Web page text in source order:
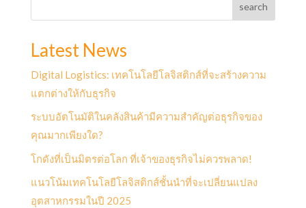
search
Latest News
Digital Logistics: เทคโนโลยีโลจิสติกส์ที่จะสร้างความ
แตกต่างให้กับธุรกิจ
ระบบอัตโนมัติในคลังสินค้ามีความสำคัญต่อธุรกิจของ
คุณมากเพียงใด?
โกดังที่เป็นมิตรต่อโลก ที่เจ้าของธุรกิจไม่ควรพลาด!
แนวโน้มเทคโนโลยีโลจิสติกส์ชั้นนำที่จะเปลี่ยนแปลง
อุตสาหกรรมในปี 2025